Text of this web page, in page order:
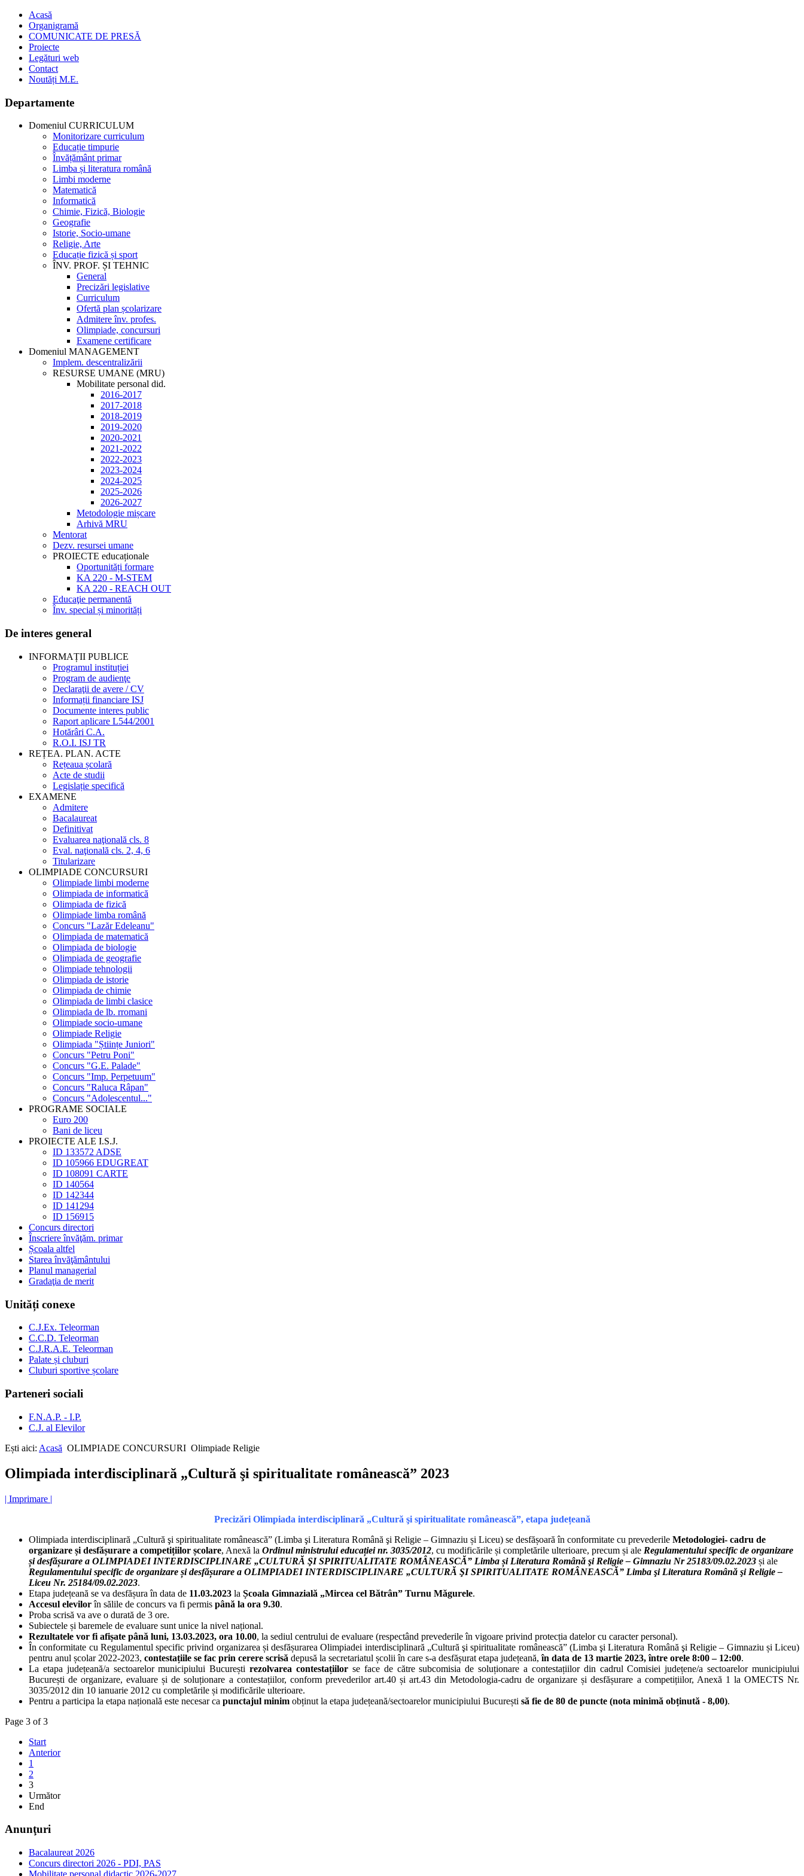
Acasă
Organigramă
COMUNICATE DE PRESĂ
Proiecte
Legături web
Contact
Noutăți M.E.
Departamente
Domeniul CURRICULUM
Monitorizare curriculum
Educație timpurie
Învățământ primar
Limba și literatura română
Limbi moderne
Matematică
Informatică
Chimie, Fizică, Biologie
Geografie
Istorie, Socio-umane
Religie, Arte
Educație fizică și sport
ÎNV. PROF. ȘI TEHNIC
General
Precizări legislative
Curriculum
Ofertă plan școlarizare
Admitere înv. profes.
Olimpiade, concursuri
Examene certificare
Domeniul MANAGEMENT
Implem. descentralizării
RESURSE UMANE (MRU)
Mobilitate personal did.
2016-2017
2017-2018
2018-2019
2019-2020
2020-2021
2021-2022
2022-2023
2023-2024
2024-2025
2025-2026
2026-2027
Metodologie mișcare
Arhivă MRU
Mentorat
Dezv. resursei umane
PROIECTE educaționale
Oportunități formare
KA 220 - M-STEM
KA 220 - REACH OUT
Educaţie permanentă
Înv. special și minorități
De interes general
INFORMAȚII PUBLICE
Programul instituției
Program de audienţe
Declaraţii de avere / CV
Informații financiare ISJ
Documente interes public
Raport aplicare L544/2001
Hotărâri C.A.
R.O.I. ISJ TR
REȚEA. PLAN. ACTE
Rețeaua școlară
Acte de studii
Legislație specifică
EXAMENE
Admitere
Bacalaureat
Definitivat
Evaluarea naţională cls. 8
Eval. naţională cls. 2, 4, 6
Titularizare
OLIMPIADE CONCURSURI
Olimpiade limbi moderne
Olimpiada de informatică
Olimpiada de fizică
Olimpiade limba română
Concurs "Lazăr Edeleanu"
Olimpiada de matematică
Olimpiada de biologie
Olimpiada de geografie
Olimpiade tehnologii
Olimpiada de istorie
Olimpiada de chimie
Olimpiada de limbi clasice
Olimpiada de lb. rromani
Olimpiade socio-umane
Olimpiade Religie
Olimpiada "Științe Juniori"
Concurs "Petru Poni"
Concurs "G.E. Palade"
Concurs "Imp. Perpetuum"
Concurs "Raluca Râpan"
Concurs "Adolescentul..."
PROGRAME SOCIALE
Euro 200
Bani de liceu
PROIECTE ALE I.S.J.
ID 133572 ADSE
ID 105966 EDUGREAT
ID 108091 CARTE
ID 140564
ID 142344
ID 141294
ID 156915
Concurs directori
Înscriere învăţăm. primar
Școala altfel
Starea învăţământului
Planul managerial
Gradaţia de merit
Unități conexe
C.J.Ex. Teleorman
C.C.D. Teleorman
C.J.R.A.E. Teleorman
Palate și cluburi
Cluburi sportive școlare
Parteneri sociali
F.N.A.P. - I.P.
C.J. al Elevilor
Ești aici: Acasă OLIMPIADE CONCURSURI Olimpiade Religie
Olimpiada interdisciplinară „Cultură şi spiritualitate românească” 2023
| Imprimare |
Precizări Olimpiada interdisciplinară „Cultură şi spiritualitate românească”, etapa județeană
Olimpiada interdisciplinară „Cultură şi spiritualitate românească” (Limba şi Literatura Română şi Religie – Gimnaziu și Liceu) se desfășoară în conformitate cu prevederile Metodologiei- cadru de
organizare și desfășurare a competițiilor școlare, Anexă la Ordinul ministrului educației nr. 3035/2012, cu modificările și completările ulterioare, precum și ale Regulamentului specific de organizare
și desfășurare a OLIMPIADEI INTERDISCIPLINARE „CULTURĂ ŞI SPIRITUALITATE ROMÂNEASCĂ” Limba și Literatura Română şi Religie – Gimnaziu Nr 25183/09.02.2023 și ale
Regulamentului specific de organizare și desfășurare a OLIMPIADEI INTERDISCIPLINARE „CULTURĂ ŞI SPIRITUALITATE ROMÂNEASCĂ” Limba şi Literatura Română şi Religie –
Liceu Nr. 25184/09.02.2023.
Etapa județeană se va desfășura în data de 11.03.2023 la Școala Gimnazială „Mircea cel Bătrân” Turnu Măgurele.
Accesul elevilorîn sălile de concurs va fi permis până la ora 9.30.
Proba scrisă va ave o durată de 3 ore.
Subiectele și baremele de evaluare sunt unice la nivel național.
Rezultatele vor fi afișate până luni, 13.03.2023, ora 10.00, la sediul centrului de evaluare (respectând prevederile în vigoare privind protecția datelor cu caracter personal).
În conformitate cu Regulamentul specific privind organizarea și desfășurarea Olimpiadei interdisciplinară „Cultură şi spiritualitate românească” (Limba şi Literatura Română şi Religie – Gimnaziu și Liceu)
pentru anul școlar 2022-2023, contestațiile se fac prin cerere scrisă depusă la secretariatul școlii în care s-a desfășurat etapa județeană,în data de 13 martie 2023, între orele 8:00 – 12:00.
La etapa județeană/a sectoarelor municipiului Bucureștirezolvarea contestațiilor se face de către subcomisia de soluționare a contestațiilor din cadrul Comisiei județene/a sectoarelor municipiului
București de organizare, evaluare și de soluționare a contestațiilor, conform prevederilor art.40 și art.43 din Metodologia-cadru de organizare și desfășurare a competițiilor, Anexă 1 la OMECTS Nr.
3035/2012 din 10 ianuarie 2012 cu completările și modificările ulterioare.
Pentru a participa la etapa națională este necesar ca punctajul minim obținut la etapa județeană/sectoarelor municipiului București să fie de 80 de puncte (nota minimă obținută - 8,00).
Page 3 of 3
Start
Anterior
1
2
3
Următor
End
Anunţuri
Bacalaureat 2026
Concurs directori 2026 - PDI, PAS
Mobilitate personal didactic 2026-2027